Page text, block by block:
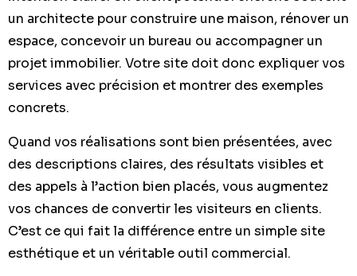
un architecte pour construire une maison, rénover un
espace, concevoir un bureau ou accompagner un
projet immobilier. Votre site doit donc expliquer vos
services avec précision et montrer des exemples
concrets.
Quand vos réalisations sont bien présentées, avec
des descriptions claires, des résultats visibles et
des appels à l’action bien placés, vous augmentez
vos chances de convertir les visiteurs en clients.
C’est ce qui fait la différence entre un simple site
esthétique et un véritable outil commercial.